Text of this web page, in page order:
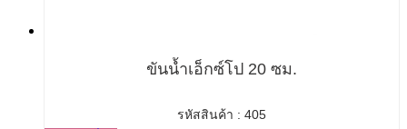
ขันน้ำเอ็กซ์โป 20 ซม.
รหัสสินค้า : 405